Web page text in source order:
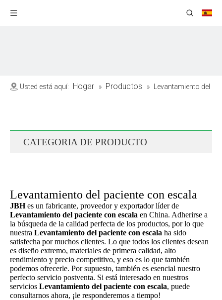
Usted está aquí: Hogar » Productos » Levantamiento del
CATEGORIA DE PRODUCTO
Levantamiento del paciente con escala
JBHes un fabricante, proveedor y exportador líder de
Levantamiento del paciente con escala en China. Adherirse a
la búsqueda de la calidad perfecta de los productos, por lo que
nuestra Levantamiento del paciente con escala ha sido
satisfecha por muchos clientes. Lo que todos los clientes desean
es diseño extremo, materiales de primera calidad, alto
rendimiento y precio competitivo, y eso es lo que también
podemos ofrecerle. Por supuesto, también es esencial nuestro
perfecto servicio postventa. Si está interesado en nuestros
servicios Levantamiento del paciente con escala, puede
consultarnos ahora, ¡le responderemos a tiempo!